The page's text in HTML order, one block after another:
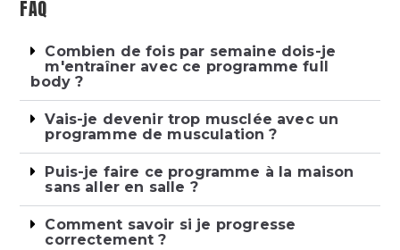
FAQ
Combien de fois par semaine dois-je
m'entraîner avec ce programme full
body ?
Vais-je devenir trop musclée avec un
programme de musculation ?
Puis-je faire ce programme à la maison
sans aller en salle ?
Comment savoir si je progresse
correctement ?